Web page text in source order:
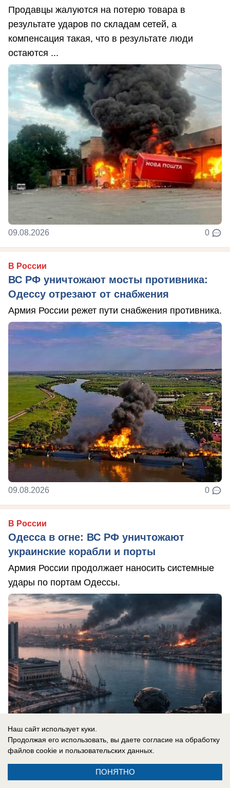
Продавцы жалуются на потерю товара в
результате ударов по складам сетей, а
компенсация такая, что в результате люди
остаются ...
09.08.2026 0
В России
ВС РФ уничтожают мосты противника:
Одессу отрезают от снабжения
Армия России режет пути снабжения противника.
09.08.2026 0
В России
Одесса в огне: ВС РФ уничтожают
украинские корабли и порты
Армия России продолжает наносить системные
удары по портам Одессы.
08.08.2026 0
Наш сайт использует куки.
Продолжая его использовать, вы даете согласие на обработку
файлов cookie и пользовательских данных.
ПОНЯТНО